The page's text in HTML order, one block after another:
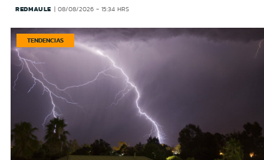
REDMAULE 08/08/2026 - 15:34 HRS
TENDENCIAS